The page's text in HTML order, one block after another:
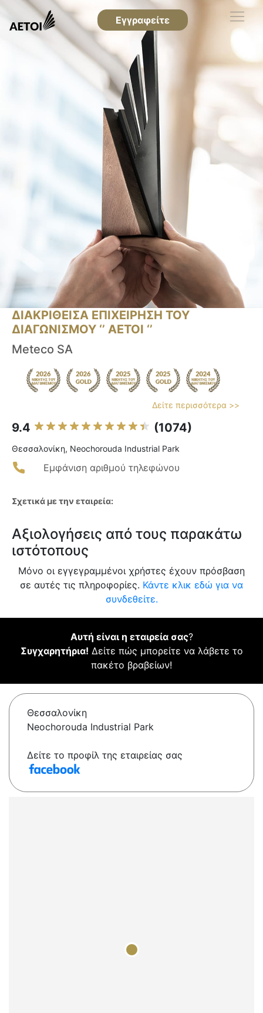
Εγγραφείτε
ΔΙΑΚΡΙΘΕΙΣΑ ΕΠΙΧΕΙΡΗΣΗ ΤΟΥ
ΔΙΑΓΩΝΙΣΜΟΥ ‘’ ΑΕΤΟΙ ‘’
Meteco SA
Δείτε περισσότερα >>
9.4 (1074)
Θεσσαλονίκη, Neochorouda Industrial Park
Εμφάνιση αριθμού τηλεφώνου
Σχετικά με την εταιρεία:
Αξιολογήσεις από τους παρακάτω
ιστότοπους
Μόνο οι εγγεγραμμένοι χρήστες έχουν πρόσβαση
σε αυτές τις πληροφορίες. Κάντε κλικ εδώ για να
συνδεθείτε.
Αυτή είναι η εταιρεία σας?
Συγχαρητήρια! Δείτε πώς μπορείτε να λάβετε το
πακέτο βραβείων!
Θεσσαλονίκη
Neochorouda Industrial Park
Δείτε το προφίλ της εταιρείας σας